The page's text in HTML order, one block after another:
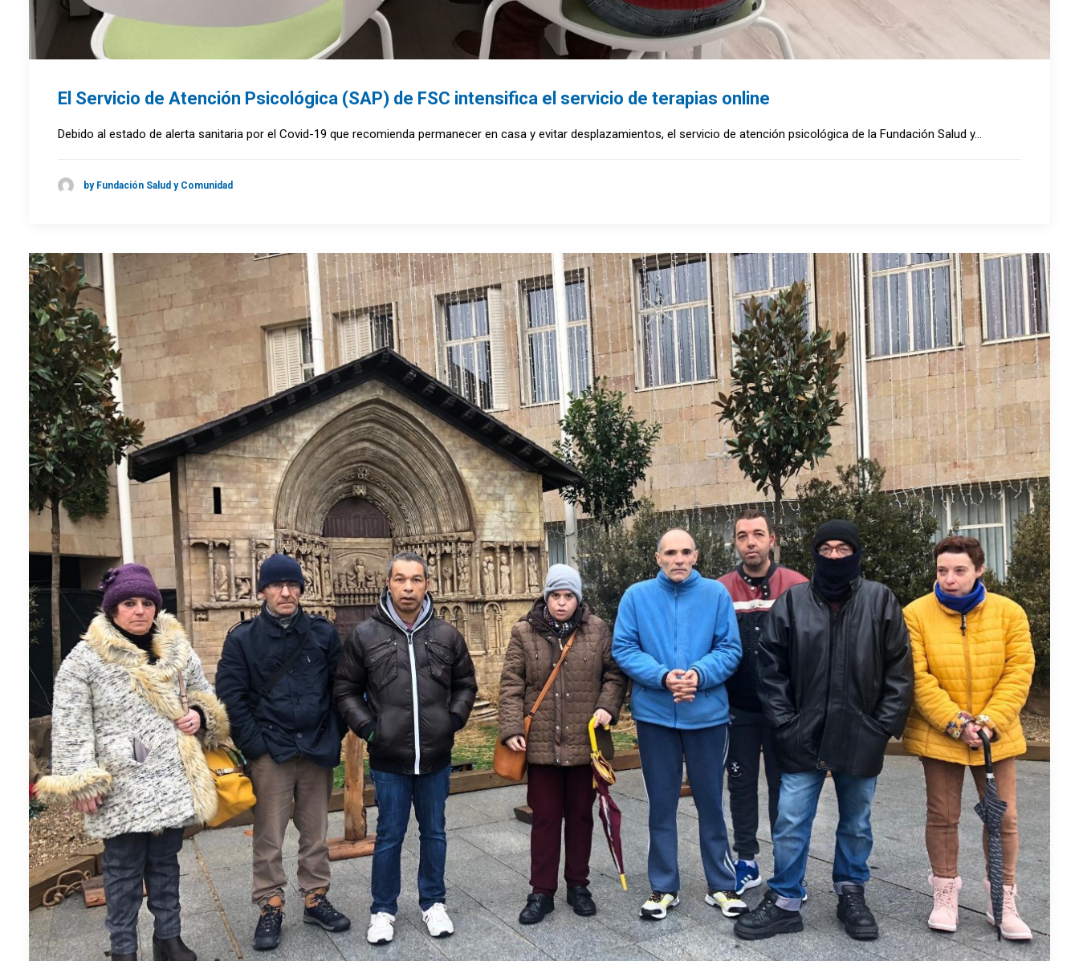
El Servicio de Atención Psicológica (SAP) de FSC intensifica el servicio de terapias online
Debido al estado de alerta sanitaria por el Covid-19 que recomienda permanecer en casa y evitar desplazamientos, el servicio de atención psicológica de la Fundación Salud y…
by Fundación Salud y Comunidad